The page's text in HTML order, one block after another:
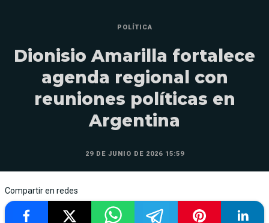
POLÍTICA
Dionisio Amarilla fortalece
agenda regional con
reuniones políticas en
Argentina
29 DE JUNIO DE 2026 15:59
Compartir en redes